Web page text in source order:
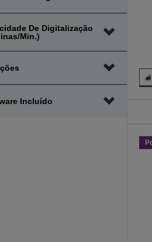
De Digitalização
min.)
Incluído